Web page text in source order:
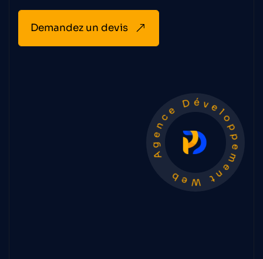
Demandez un devis
Agence Développement Web